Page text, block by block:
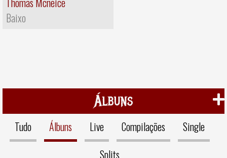
Baixo
Álbuns
Tudo Álbuns Live Compilações
Single
Splits